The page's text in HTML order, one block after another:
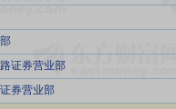
证券营业部
券营业部